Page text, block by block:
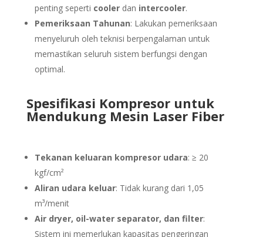
penting seperti coolerdan intercooler.
Pemeriksaan Tahunan: Lakukan pemeriksaan
menyeluruh oleh teknisi berpengalaman untuk
memastikan seluruh sistem berfungsi dengan
optimal.
Spesifikasi Kompresor untuk
Mendukung Mesin Laser Fiber
Tekanan keluaran kompresor udara: ≥ 20
kgf/cm²
Aliran udara keluar: Tidak kurang dari 1,05
m³/menit
Air dryer, oil-water separator, dan filter:
Sistem ini memerlukan kapasitas pengeringan